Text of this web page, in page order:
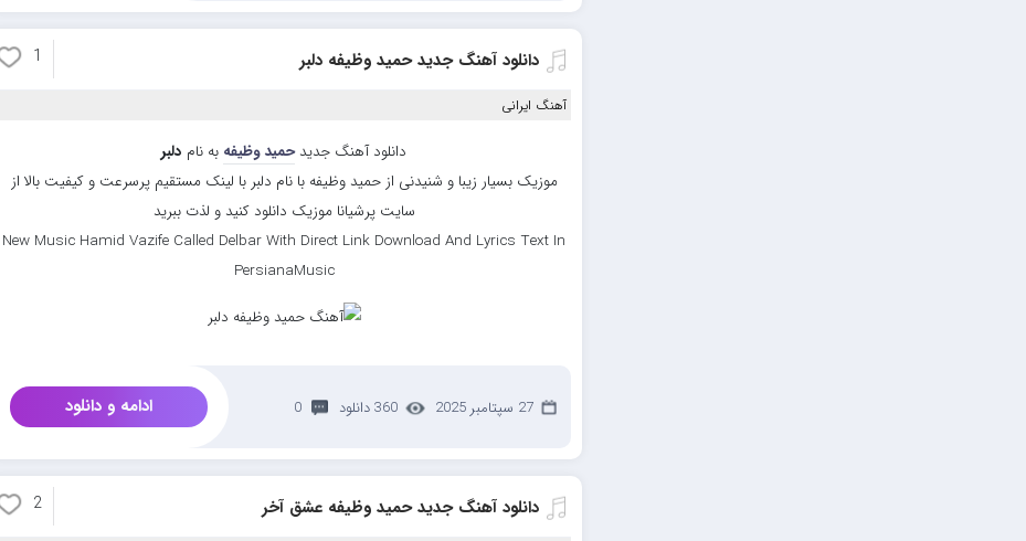
دانلود آهنگ جدید حمید وظیفه دلبر 1
آهنگ ایرانی
دانلود آهنگ جدیدحمید وظیفه به نام دلبر
موزیک بسیار زیبا و شنیدنی از حمید وظیفه با نام دلبر با لینک مستقیم پرسرعت و کیفیت بالا از
سایت پرشیانا موزیک دانلود کنید و لذت ببرید
New Music Hamid Vazife Called Delbar With Direct Link Download And Lyrics Text In
PersianaMusic
27 سپتامبر 2025 360 دانلود 0 ادامه و دانلود
دانلود آهنگ جدید حمید وظیفه عشق آخر 2